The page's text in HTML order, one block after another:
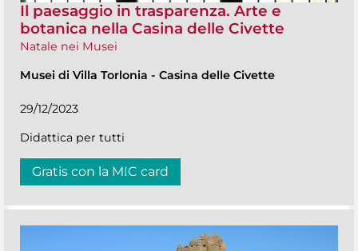
Il paesaggio in trasparenza. Arte e
botanica nella Casina delle Civette
Natale nei Musei
Musei di Villa Torlonia - Casina delle Civette
29/12/2023
Didattica per tutti
Gratis con la MIC card